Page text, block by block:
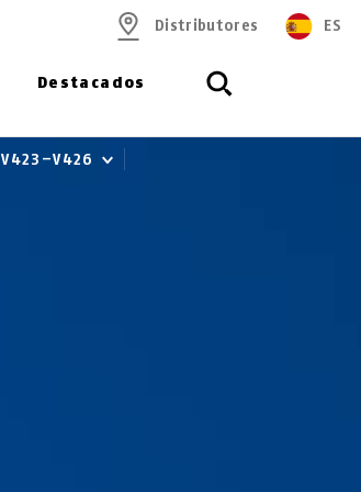
Destacados
Distributores ES
V423–V426